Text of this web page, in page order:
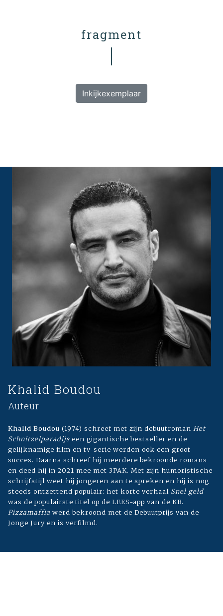
fragment
Inkijkexemplaar
Khalid Boudou
Auteur
Khalid Boudou (1974) schreef met zijn debuutroman Het
Schnitzelparadijs een gigantische bestseller en de
gelijknamige film en tv-serie werden ook een groot
succes. Daarna schreef hij meerdere bekroonde romans
en deed hij in 2021 mee met 3PAK. Met zijn humoristische
schrijfstijl weet hij jongeren aan te spreken en hij is nog
steeds ontzettend populair: het korte verhaal Snel geld
was de populairste titel op de LEES-app van de KB.
Pizzamaffia werd bekroond met de Debuutprijs van de
Jonge Jury en is verfilmd.